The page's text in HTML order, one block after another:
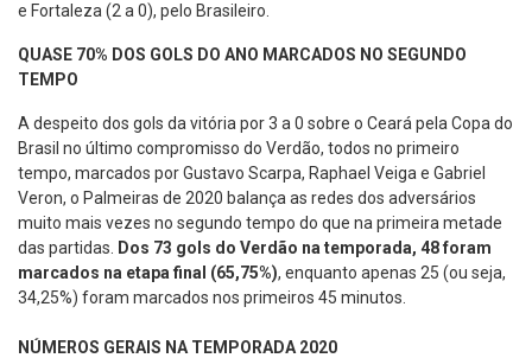
e Fortaleza (2 a 0), pelo Brasileiro.
QUASE 70% DOS GOLS DO ANO MARCADOS NO SEGUNDO
TEMPO
A despeito dos gols da vitória por 3 a 0 sobre o Ceará pela Copa do
Brasil no último compromisso do Verdão, todos no primeiro
tempo, marcados por Gustavo Scarpa, Raphael Veiga e Gabriel
Veron, o Palmeiras de 2020 balança as redes dos adversários
muito mais vezes no segundo tempo do que na primeira metade
das partidas.
Dos 73 gols do Verdão na temporada, 48 foram
marcados na etapa final (65,75%), enquanto apenas 25 (ou seja,
34,25%) foram marcados nos primeiros 45 minutos.
NÚMEROS GERAIS NA TEMPORADA 2020